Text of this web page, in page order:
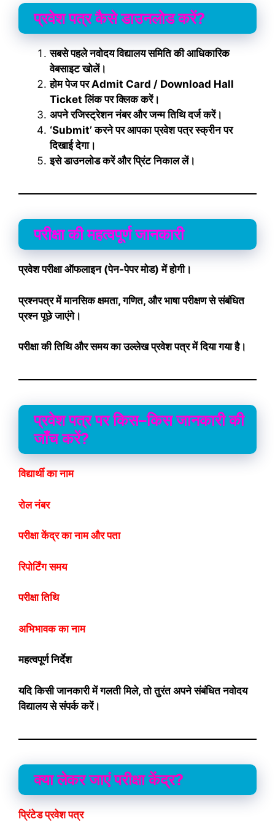
प्रवेश पत्र कैसे डाउनलोड करें?
सबसे पहले नवोदय विद्यालय समिति की आधिकारिक
वेबसाइट खोलें।
होम पेज पर Admit Card / Download Hall
Ticket लिंक पर क्लिक करें।
अपने रजिस्ट्रेशन नंबर और जन्म तिथि दर्ज करें।
‘Submit’ करने पर आपका प्रवेश पत्र स्क्रीन पर
दिखाई देगा।
इसे डाउनलोड करें और प्रिंट निकाल लें।
परीक्षा की महत्वपूर्ण जानकारी
प्रवेश परीक्षा ऑफलाइन (पेन-पेपर मोड) में होगी।
प्रश्नपत्र में मानसिक क्षमता, गणित, और भाषा परीक्षण से संबंधित
प्रश्न पूछे जाएंगे।
परीक्षा की तिथि और समय का उल्लेख प्रवेश पत्र में दिया गया है।
प्रवेश पत्र पर किस–किस जानकारी की
जाँच करें?
विद्यार्थी का नाम
रोल नंबर
परीक्षा केंद्र का नाम और पता
रिपोर्टिंग समय
परीक्षा तिथि
अभिभावक का नाम
महत्वपूर्ण निर्देश
यदि किसी जानकारी में गलती मिले, तो तुरंत अपने संबंधित नवोदय
विद्यालय से संपर्क करें।
क्या लेकर जाएं परीक्षा केंद्र?
प्रिंटेड प्रवेश पत्र